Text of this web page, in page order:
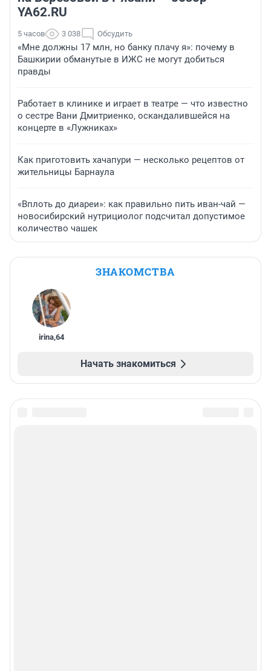
YA62.RU
5 часов 3 038 Обсудить
«Мне должны 17 млн, но банку плачу я»: почему в
Башкирии обманутые в ИЖС не могут добиться
правды
Работает в клинике и играет в театре — что известно
о сестре Вани Дмитриенко, оскандалившейся на
концерте в «Лужниках»
Как приготовить хачапури — несколько рецептов от
жительницы Барнаула
«Вплоть до диареи»: как правильно пить иван-чай —
новосибирский нутрициолог подсчитал допустимое
количество чашек
ЗНАКОМСТВА
irina,64
Начать знакомиться